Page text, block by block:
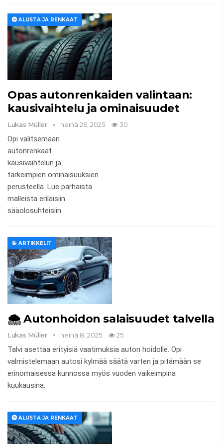
🛞 ALUSTA JA RENKAAT
Opas autonrenkaiden valintaan:
kausivaihtelu ja ominaisuudet
Lukas Müller heinä 26, 2025 30
Opi valitsemaan
autonrenkaat
kausivaihtelun ja
tärkeimpien ominaisuuksien
perusteella. Lue parhaista
malleista erilaisiin
sääolosuhteisiin.
📝 ARTIKKELIT
🌨️ Autonhoidon salaisuudet talvella
Lukas Müller heinä 8, 2025 25
Talvi asettaa erityisiä vaatimuksia auton hoidolle. Opi
valmistelemaan autosi kylmää säätä varten ja pitämään se
erinomaisessa kunnossa myös vuoden vaikeimpina
kuukausina.
🛞 ALUSTA JA RENKAAT